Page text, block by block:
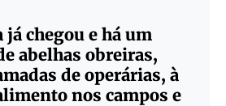
chegou e há um
abelhas obreiras,
de operárias, à
nos campos e